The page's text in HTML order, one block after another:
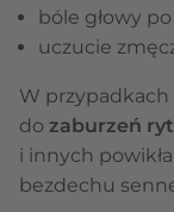
bóle głowy
uczucie
W
do zaburzeń
i innych
bezdechu